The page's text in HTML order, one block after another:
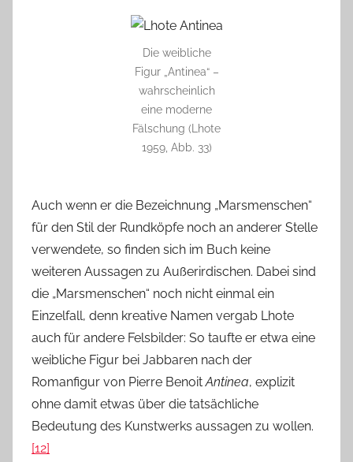
Die weibliche
Figur „Antinea“ –
wahrscheinlich
eine moderne
Fälschung (Lhote
1959, Abb. 33)
Auch wenn er die Bezeichnung „Marsmenschen“
für den Stil der Rundköpfe noch an anderer Stelle
verwendete, so finden sich im Buch keine
weiteren Aussagen zu Außerirdischen. Dabei sind
die „Marsmenschen“ noch nicht einmal ein
Einzelfall, denn kreative Namen vergab Lhote
auch für andere Felsbilder: So taufte er etwa eine
weibliche Figur bei Jabbaren nach der
Romanfigur von Pierre BenoitAntinea, explizit
ohne damit etwas über die tatsächliche
Bedeutung des Kunstwerks aussagen zu wollen.
[12]